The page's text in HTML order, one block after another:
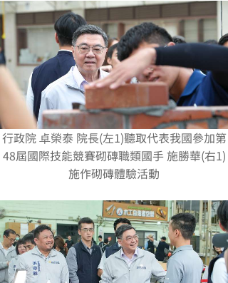
行政院 卓榮泰 院長(左1)聽取代表我國參加第
48屆國際技能競賽砌磚職類國手 施勝華(右1)
施作砌磚體驗活動